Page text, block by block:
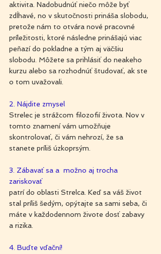
aktivita. Nadobudnúť niečo môže byť
zdĺhavé, no v skutočnosti prináša slobodu,
pretože nám to otvára nové pracovné
príležitosti, ktoré následne prinášajú viac
peňazí do pokladne a tým aj väčšiu
slobodu. Môžete sa prihlásiť do neakeho
kurzu alebo sa rozhodnúť študovať, ak ste
o tom uvažovali.
2. Nájdite zmysel
Strelec je strážcom filozofií života. Nov v
tomto znamení vám umožňuje
skontrolovať, či vám nehrozí, že sa
stanete príliš úzkoprsým.
3. Zábavať sa a  možno aj trocha
zariskovať
patrí do oblasti Strelca. Keď sa váš život
stal príliš šedým, opýtajte sa sami seba, či
máte v každodennom živote dosť zabavy
a rizika.
4. Buďte vďační!